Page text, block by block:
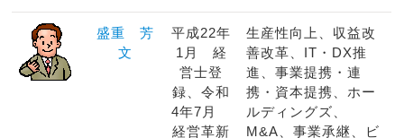
盛重 芳
文
平成22年
1月 経
営士登
録、令和
4年7月
経営革新
生産性向上、収益改
善改革、IT・DX推
進、事業提携・連
携・資本提携、ホー
ルディングズ、
M&A、事業承継、ビ